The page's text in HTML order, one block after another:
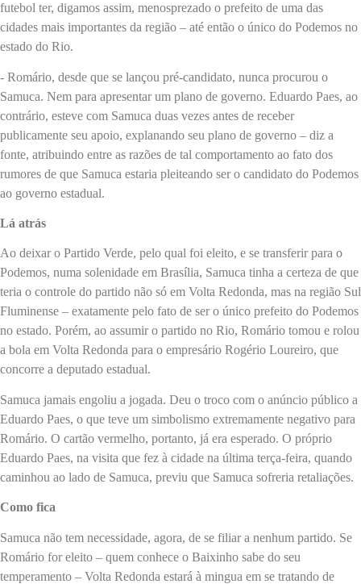
futebol ter, digamos assim, menosprezado o prefeito de uma das
cidades mais importantes da região – até então o único do Podemos no
estado do Rio.
- Romário, desde que se lançou pré-candidato, nunca procurou o
Samuca. Nem para apresentar um plano de governo. Eduardo Paes, ao
contrário, esteve com Samuca duas vezes antes de receber
publicamente seu apoio, explanando seu plano de governo – diz a
fonte, atribuindo entre as razões de tal comportamento ao fato dos
rumores de que Samuca estaria pleiteando ser o candidato do Podemos
ao governo estadual.
Lá atrás
Ao deixar o Partido Verde, pelo qual foi eleito, e se transferir para o
Podemos, numa solenidade em Brasília, Samuca tinha a certeza de que
teria o controle do partido não só em Volta Redonda, mas na região Sul
Fluminense – exatamente pelo fato de ser o único prefeito do Podemos
no estado. Porém, ao assumir o partido no Rio, Romário tomou e rolou
a bola em Volta Redonda para o empresário Rogério Loureiro, que
concorre a deputado estadual.
Samuca jamais engoliu a jogada. Deu o troco com o anúncio público a
Eduardo Paes, o que teve um simbolismo extremamente negativo para
Romário. O cartão vermelho, portanto, já era esperado. O próprio
Eduardo Paes, na visita que fez à cidade na última terça-feira, quando
caminhou ao lado de Samuca, previu que Samuca sofreria retaliações.
Como fica
Samuca não tem necessidade, agora, de se filiar a nenhum partido. Se
Romário for eleito – quem conhece o Baixinho sabe do seu
temperamento – Volta Redonda estará à mingua em se tratando de